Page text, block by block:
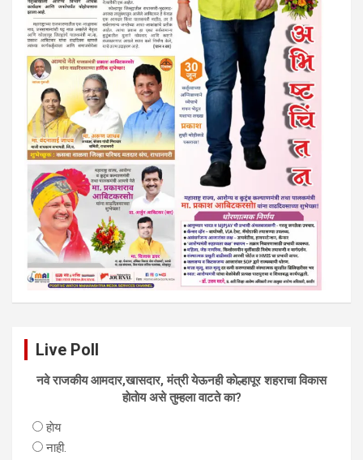
Live Poll
नवे राजकीय आमदार,खासदार, मंत्री येऊनही काेल्हापूर शहराचा विकास
हाेताेय असे तुम्हला वाटते का?
हाेय
नाही.